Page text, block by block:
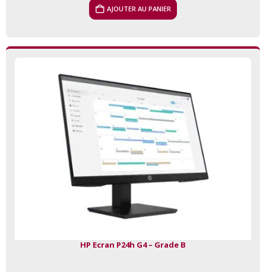
AJOUTER AU PANIER
HP Ecran P24h G4 – Grade B